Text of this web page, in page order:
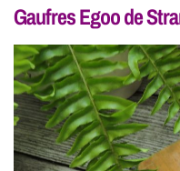
Gaufres Egoo de